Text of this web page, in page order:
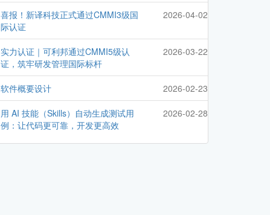
喜报！新译科技正式通过CMMI3级国
际认证
2026-04-02
实力认证｜可利邦通过CMMI5级认
证，筑牢研发管理国际标杆
2026-03-22
软件概要设计 2026-02-23
用 AI 技能（Skills）自动生成测试用
例：让代码更可靠，开发更高效
2026-02-28